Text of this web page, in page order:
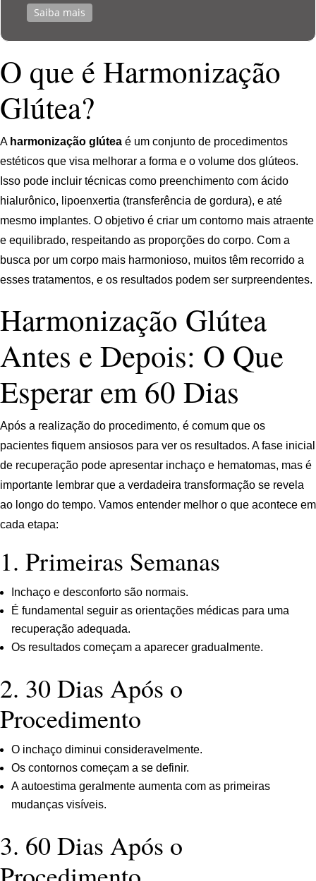
Saiba mais
O que é Harmonização
Glútea?
A harmonização glútea é um conjunto de procedimentos
estéticos que visa melhorar a forma e o volume dos glúteos.
Isso pode incluir técnicas como preenchimento com ácido
hialurônico, lipoenxertia (transferência de gordura), e até
mesmo implantes. O objetivo é criar um contorno mais atraente
e equilibrado, respeitando as proporções do corpo. Com a
busca por um corpo mais harmonioso, muitos têm recorrido a
esses tratamentos, e os resultados podem ser surpreendentes.
Harmonização Glútea
Antes e Depois: O Que
Esperar em 60 Dias
Após a realização do procedimento, é comum que os
pacientes fiquem ansiosos para ver os resultados. A fase inicial
de recuperação pode apresentar inchaço e hematomas, mas é
importante lembrar que a verdadeira transformação se revela
ao longo do tempo. Vamos entender melhor o que acontece em
cada etapa:
1. Primeiras Semanas
Inchaço e desconforto são normais.
É fundamental seguir as orientações médicas para uma
recuperação adequada.
Os resultados começam a aparecer gradualmente.
2. 30 Dias Após o
Procedimento
O inchaço diminui consideravelmente.
Os contornos começam a se definir.
A autoestima geralmente aumenta com as primeiras
mudanças visíveis.
3. 60 Dias Após o